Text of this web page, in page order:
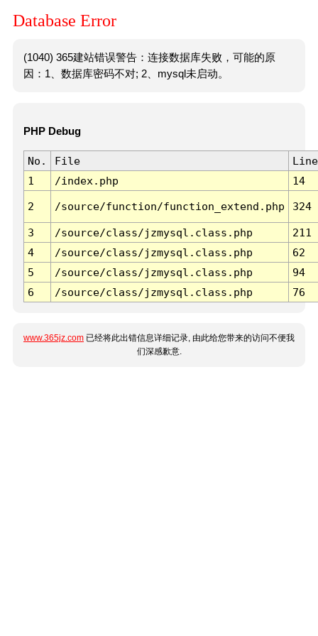
Database Error
(1040) 365建站错误警告：连接数据库失败，可能的原
因：1、数据库密码不对; 2、mysql未启动。
PHP Debug
No. File
Line
1
/index.php 14
2 /source/function/function_extend.php 324
3 /source/class/jzmysql.class.php
211
4
/source/class/jzmysql.class.php
62
5
/source/class/jzmysql.class.php
94
6
/source/class/jzmysql.class.php 76
www.365jz.com 已经将此出错信息详细记录, 由此给您带来的访问不便我
们深感歉意.